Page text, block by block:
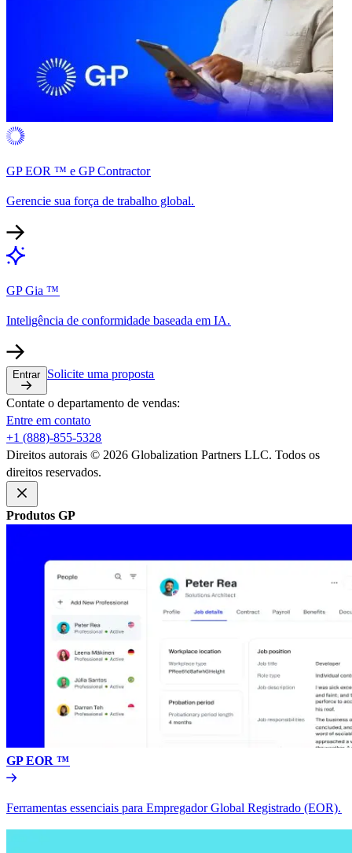
GP EOR ™ e GP Contractor​​
Gerencie sua força de trabalho global.​​
GP Gia ™​​
Inteligência de conformidade baseada em IA.​​
Entrar​​ Solicite uma proposta​​
Contate o departamento de vendas:​​
Entre em contato​​
+1 (888)-855-5328​​
Direitos autorais © 2026 Globalization Partners LLC. Todos os
direitos reservados.​​
Produtos GP​​
GP EOR ™​​
Ferramentas essenciais para Empregador Global Registrado (EOR).​​